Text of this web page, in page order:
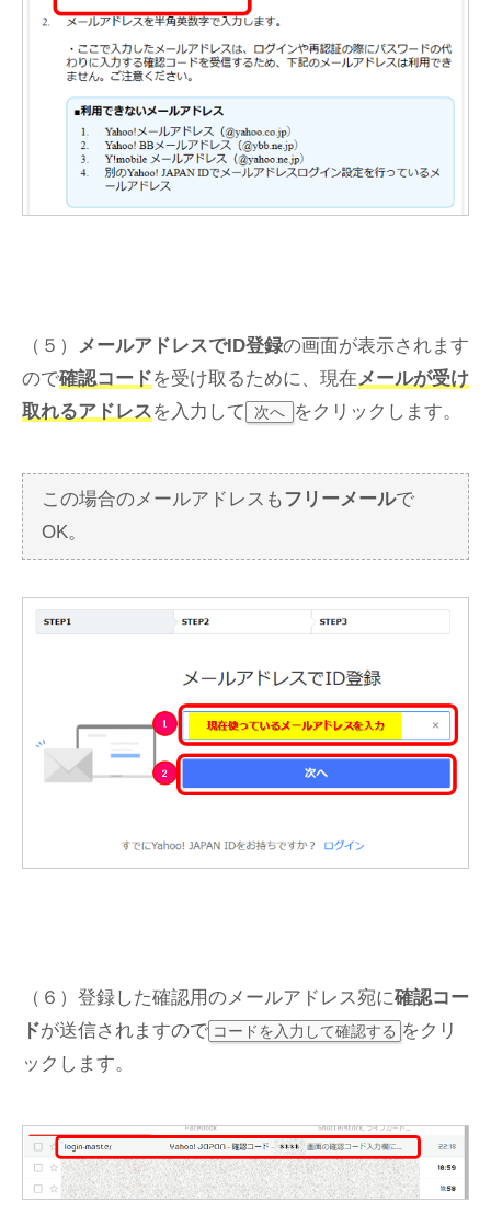
（５） メールアドレスでID登録の画面が表示されます
ので確認コードを受け取るために、現在メールが受け
取れるアドレスを入力して 次へ をクリックします。
この場合のメールアドレスもフリーメールで
OK。
（６）登録した確認用のメールアドレス宛に確認コー
ドが送信されますので コードを入力して確認する をクリ
ックします。